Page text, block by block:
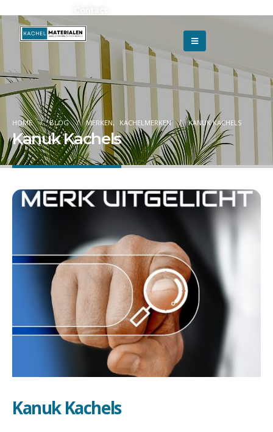
HOME BLOG MERKEN, KACHELMERKEN KANUK KACHELS
Kanuk Kachels
Kanuk Kachels